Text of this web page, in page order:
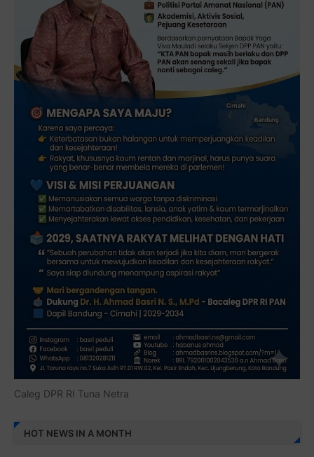
Caleg DPR RI Tuna Netra
HOT NEWS IN A MONTH